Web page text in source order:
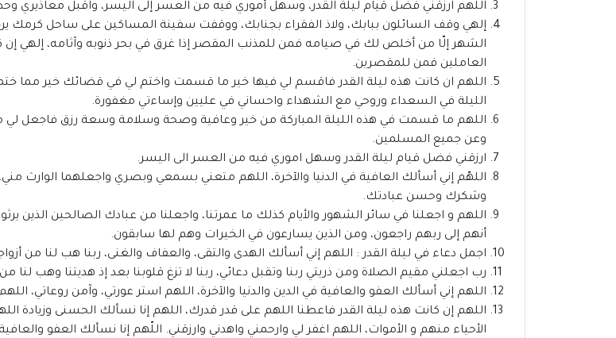
اللّهم ارزقني فضل قيام ليلة القدر، وسهل أموري فيه من العسر إلى اليسر، واقبل معاذيري وحطّ
إلهي وقف السائلون ببابك، ولاذ الفقراء بجنابك، ووقفت سفينة المساكين على ساحل كرمك
الشهر إلّا من أخلص لك في صيامه فمن للمذنب المقصر إذا غرق في بحر ذنوبه وآثامه، إلهي إن
العاملين فمن للمقصرين.
اللهم ان كانت هذه ليلة القدر فاقسم لي فيها خير ما قسمت واختم لي في قضائك خير مما
الليلة في السعداء وروحي مع الشهداء واحساني في عليين وإساءتي مغفورة.
اللهم ما قسمت في هذه الليلة المباركة من خير وعافية وصحة وسلامة وسعة رزق فاجعل
وعن جميع المسلمين.
ارزقني فضل قيام ليلة القدر وسهل اموري فيه من العسر الى اليسر.
اللهّم إني أسألك العافية في الدنيا والآخرة، اللهم متعني بسمعي وبصري واجعلهما الوارث
وشكرك وحسن عبادتك.
اللهم و اجعلنا في سائر الشهور والأيام كذلك ما عمرتنا، واجعلنا من عبادك الصالحين الذين
أنهم إلى ربهم راجعون، ومن الذين يسارعون في الخيرات وهم لها سابقون.
اجمل دعاء في ليلة القدر : اللهم إني أسألك الهدى والتقى، والعفاف والغنى، ربنا هب لنا من
رب اجعلني مقيم الصلاة ومن ذريتي ربنا وتقبل دعائي، ربنا لا تزغ قلوبنا بعد إذ هديتنا وهب لنا
اللهم إني أسألك العفو والعافية في الدين والدنيا والآخرة، اللهم استر عورتي، وآمن
اللهم إن كانت هذه ليلة القدر فاعطنا اللهم على قدر قدرك، اللهم إنا نسألك الحسنى
الأحياء منهم و الأموات، اللهم اغفر لي وارحمني واهدني وارزقني. اللّهم إنا نسألك العفو والعافية